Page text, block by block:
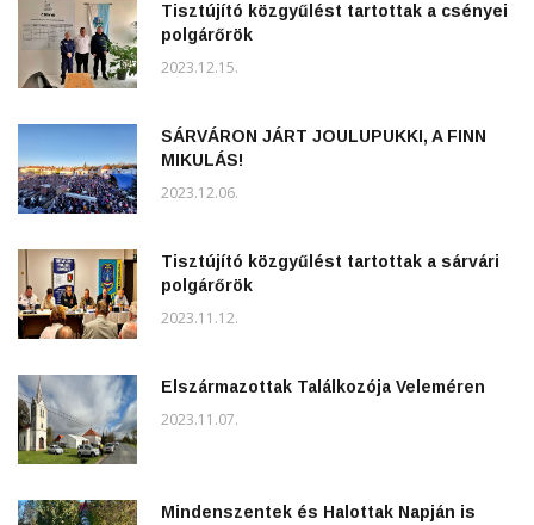
Tisztújító közgyűlést tartottak a csényei
polgárőrök
2023.12.15.
SÁRVÁRON JÁRT JOULUPUKKI, A FINN
MIKULÁS!
2023.12.06.
Tisztújító közgyűlést tartottak a sárvári
polgárőrök
2023.11.12.
Elszármazottak Találkozója Veleméren
2023.11.07.
Mindenszentek és Halottak Napján is